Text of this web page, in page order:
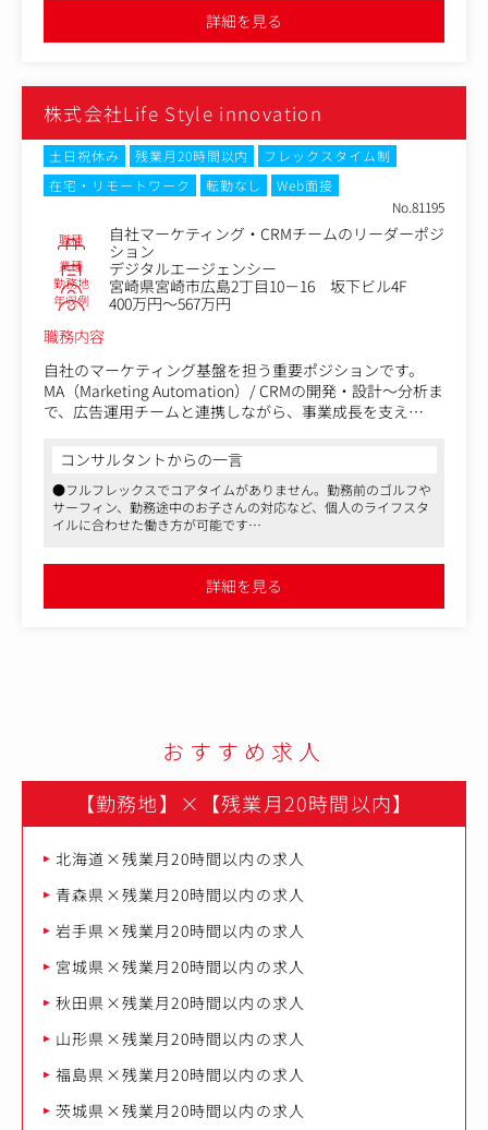
ポーティング・改善提案まで、一人のコンサルタントが一
貫して担当します。そのため、深い顧客理解と高い提案力
・Web広告（Google、Yahoo!、LINE、Facebook、Instagra
m、Xなど）の運用、分析、改善提案
・MAツール・CRMの導入支援および運用代行（リード獲
得～ナーチャリング）
・ランディングページやバナーの制作ディレクション（ヒ
・KPI設計やアクセス解析を通じたWebコンサルティング
・データに基づいた戦略的提案と月次レポート作成
1人の担当が受け持つクライアント数は3～5社が中心。
もあります。
Excelや各種分析ツールを駆使し、数値から課題を抽出で
きる方を歓迎します。
●宮崎移住しつつ、全国規模の大手企業を担当できます
詳細を見る
株式会社Life Style innovation
土日祝休み 残業月20時間以内
フレックスタイム制
在宅・リモートワーク
転勤なし
Web面接
No.81195
職種
自社マーケティング・CRMチームのリーダーポジ
ション
業種 デジタルエージェンシー
勤務地 宮崎県宮崎市広島2丁目10－16 坂下ビル4F
年収例
400万円～567万円
職務内容
自社のマーケティング基盤を担う重要ポジションです。
MA（Marketing Automation）/ CRMの開発・設計～分析ま
で、広告運用チームと連携しながら、事業成長を支え
＜具体的な業務内容＞
入社後は、既存システムの理解や業務フローの把握からス
タートし、その後はリーダーとして以下の業務を中心にお
任せします。
● MA・CRMツールの開発・設計（中心業務）
-MA/CRMの要件定義・仕様策定
-チームメンバーのタスク管理
-マーケ/営業/分析チームとの要件調整
-開発ロードマップの策定
-ツール・技術選定
● 運用改善・高度化
-顧客行動データの分析
-LTV/CVR向上に向けた施策改善
-運用業務の自動化・効率化
-システム障害時の一次対応・改善提案
現場メンバーの声を取り入れながら、
プロダクトを“正しく・強く・長く”育てていく役割です。
【変更の範囲】会社の定める業務
コンサルタントからの一言
●フルフレックスでコアタイムがありません。勤務前のゴルフや
サーフィン、勤務途中のお子さんの対応など、個人のライフスタ
イルに合わせた働き方が可能です
●クライアント継続率90%以上の高い実績を誇る企業です。
詳細を見る
おすすめ求人
【勤務地】 × 【残業月20時間以内】
北海道×残業月20時間以内の求人
青森県×残業月20時間以内の求人
岩手県×残業月20時間以内の求人
宮城県×残業月20時間以内の求人
秋田県×残業月20時間以内の求人
山形県×残業月20時間以内の求人
福島県×残業月20時間以内の求人
茨城県×残業月20時間以内の求人